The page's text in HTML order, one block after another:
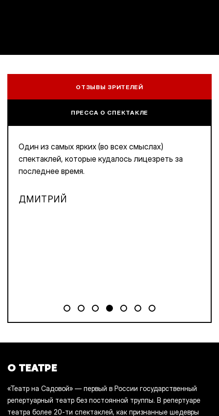
ОТЗЫВЫ ЗРИТЕЛЕЙ
ПРЕССА О СПЕКТАКЛЕ
Один из самых ярких (во всех смыслах)
спектаклей, которые кудалось лицезреть за
последнее время.
ДМИТРИЙ
О ТЕАТРЕ
«Театр на Садовой» — первый в России государственный
репертуарный театр без постоянной труппы. В репертуаре
театра более 20-ти спектаклей, как признанные шедевры